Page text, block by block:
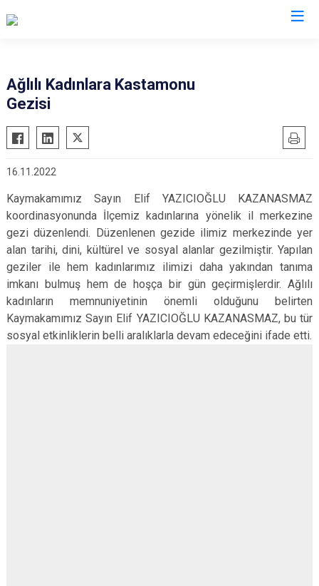
Abana
Ağlı
Azdavay
Bozkurt
Çatalzeytin
Cide
Daday
Devrekani
Doğanyurt
Pınarbaşı
Şenpazar
Seydiler
Taşköprü
Tosya
Ağlılı Kadınlara Kastamonu
Gezisi
16.11.2022
Kaymakamımız Sayın Elif YAZICIOĞLU KAZANASMAZ
koordinasyonunda İlçemiz kadınlarına yönelik il merkezine
gezi düzenlendi. Düzenlenen gezide ilimiz merkezinde yer
alan tarihi, dini, kültürel ve sosyal alanlar gezilmiştir. Yapılan
geziler ile hem kadınlarımız ilimizi daha yakından tanıma
imkanı bulmuş hem de hoşça bir gün geçirmişlerdir. Ağlılı
kadınların memnuniyetinin önemli olduğunu belirten
Kaymakamımız Sayın Elif YAZICIOĞLU KAZANASMAZ, bu tür
sosyal etkinliklerin belli aralıklarla devam edeceğini ifade etti.